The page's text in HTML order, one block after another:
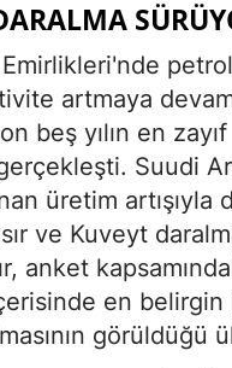
petrol
artmaya
beş yılın en zayıf
Suudi
üretim artışıyla
ve Kuveyt
anket
en belirgin
görüldüğü